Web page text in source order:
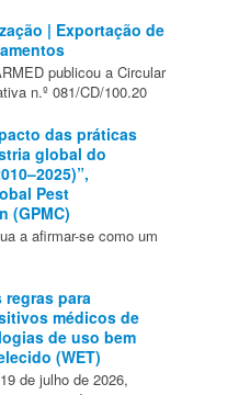
| Exportação de
publicou a Circular
n.º 081/CD/100.20
das práticas
global do
Pest
(GPMC)
a afirmar-se como um
regras para
médicos de
de uso bem
(WET)
de julho de 2026,